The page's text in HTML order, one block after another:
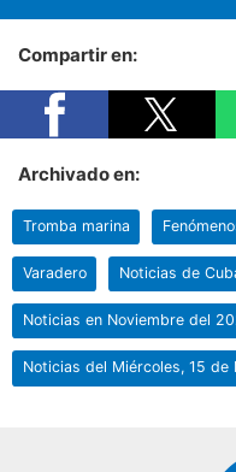
Compartir en:
Archivado en:
Tromba marina
Varadero Noticias de
Noticias en Noviembre del
Noticias del Miércoles, 15